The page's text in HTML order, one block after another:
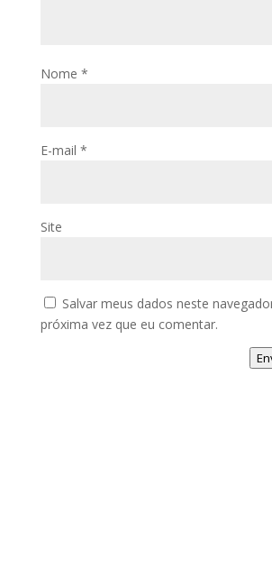
Nome *
E-mail *
Site
Salvar meus dados neste
próxima vez que eu comentar.